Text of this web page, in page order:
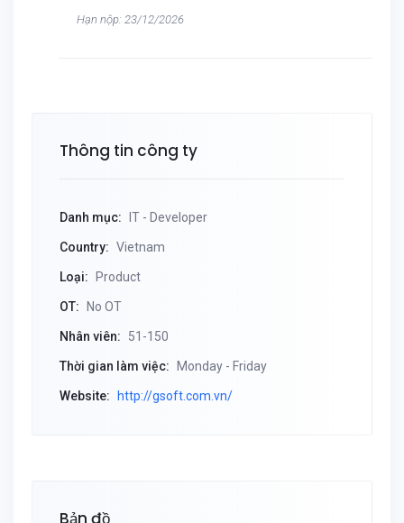
Hạn nộp: 23/12/2026
Thông tin công ty
Danh mục: IT - Developer
Country: Vietnam
Loại: Product
OT: No OT
Nhân viên: 51-150
Thời gian làm việc: Monday - Friday
Website: http://gsoft.com.vn/
Bản đồ